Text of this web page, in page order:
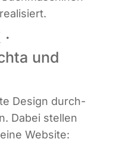
und
Design durch­
Dabei stel­len
Website: